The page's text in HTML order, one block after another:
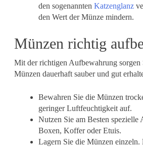
den sogenannten Katzenglanz
den Wert der Münze mindern.
Münzen richtig
Mit der richtigen Aufbewahrung sorgen
Münzen dauerhaft sauber und gut
Bewahren Sie die Münzen
geringer Luftfeuchtigkeit auf.
Nutzen Sie am Besten spezielle
Boxen, Koffer oder Etuis.
Lagern Sie die Münzen einzeln.